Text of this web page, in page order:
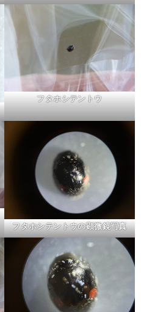
フタホシテントウ
フタホシテントウの顕微鏡写真